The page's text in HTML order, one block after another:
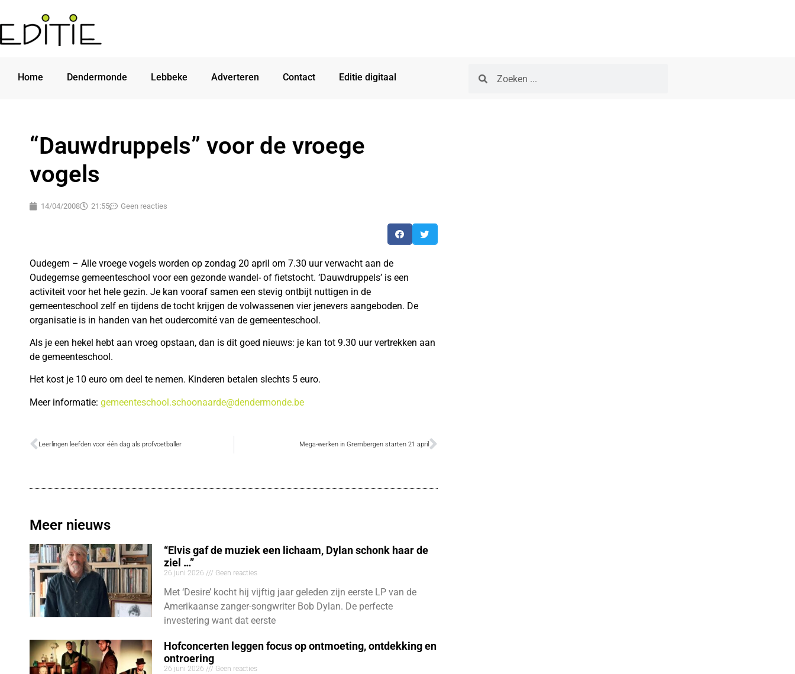
Home Dendermonde Lebbeke Adverteren Contact Editie digitaal
“Dauwdruppels” voor de vroege
vogels
14/04/2008 21:55 Geen reacties
Oudegem – Alle vroege vogels worden op zondag 20 april om 7.30 uur verwacht aan de
Oudegemse gemeenteschool voor een gezonde wandel- of fietstocht. ‘Dauwdruppels’ is een
activiteit voor het hele gezin. Je kan vooraf samen een stevig ontbijt nuttigen in de
gemeenteschool zelf en tijdens de tocht krijgen de volwassenen vier jenevers aangeboden. De
organisatie is in handen van het oudercomité van de gemeenteschool.
Als je een hekel hebt aan vroeg opstaan, dan is dit goed nieuws: je kan tot 9.30 uur vertrekken aan
de gemeenteschool.
Het kost je 10 euro om deel te nemen. Kinderen betalen slechts 5 euro.
Meer informatie: gemeenteschool.schoonaarde@dendermonde.be
Leerlingen leefden voor één dag als profvoetballer Mega-werken in Grembergen starten 21 april
Meer nieuws
“Elvis gaf de muziek een lichaam, Dylan schonk haar de
ziel …”
26 juni 2026 Geen reacties
Met ‘Desire’ kocht hij vijftig jaar geleden zijn eerste LP van de
Amerikaanse zanger-songwriter Bob Dylan. De perfecte
investering want dat eerste
Hofconcerten leggen focus op ontmoeting, ontdekking en
ontroering
26 juni 2026 Geen reacties